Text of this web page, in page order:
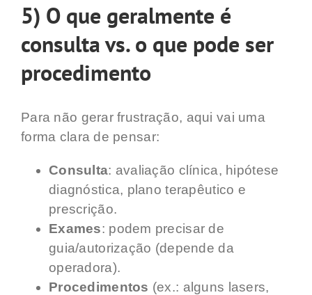
5) O que geralmente é
consulta vs. o que pode ser
procedimento
Para não gerar frustração, aqui vai uma
forma clara de pensar:
Consulta: avaliação clínica, hipótese
diagnóstica, plano terapêutico e
prescrição.
Exames: podem precisar de
guia/autorização (depende da
operadora).
Procedimentos (ex.: alguns lasers,